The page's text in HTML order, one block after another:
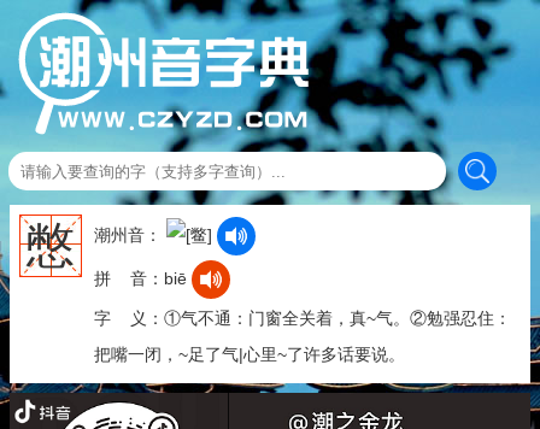
憋 潮州音：
拼 音：biē
字 义：①气不通：门窗全关着，真~气。②勉强忍住：
把嘴一闭，~足了气|心里~了许多话要说。